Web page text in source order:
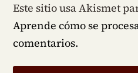
Este sitio usa Akismet
Aprende cómo se
comentarios.